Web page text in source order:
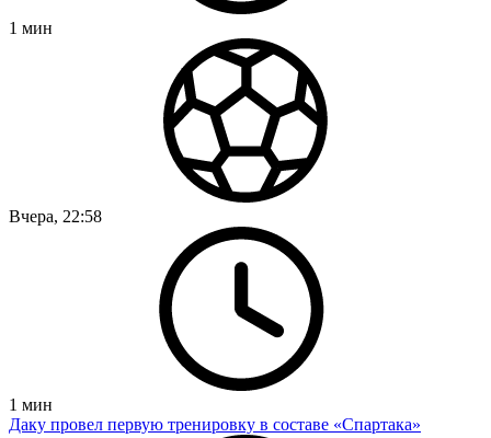
1 мин
Вчера, 22:58
1 мин
Даку провел первую тренировку в составе «Спартака»